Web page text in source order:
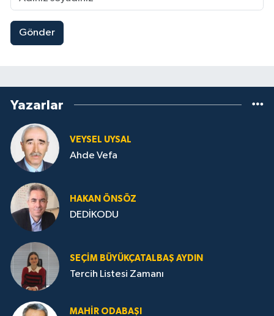
Gönder
Yazarlar
VEYSEL UYSAL
Ahde Vefa
HA­KAN ÖN­SÖZ
DEDİKODU
SEÇIM BÜYÜKÇATALBAŞ AYDIN
Tercih Listesi Zamanı
MAHIR ODABAŞI